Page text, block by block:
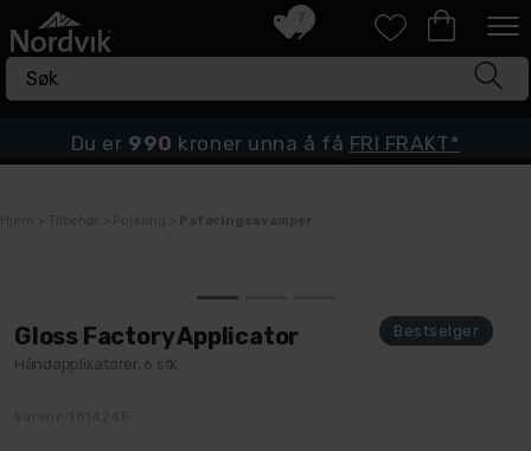
7
Du er 990 kroner unna å få FRI FRAKT*
Gloss Factory Applicator
Håndapplikatorer, 6 stk